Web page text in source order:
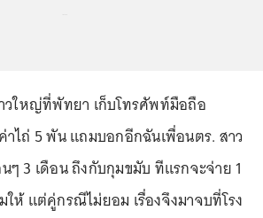
วใหญ่ที่พัทยา เก็บโทรศัพท์มือถือ
ไถ่ 5 พัน แถมบอกอีกฉันเพื่อนตร. สาว
ๆ 3 เดือน ถึงกับกุมขมับ ทีแรกจะจ่าย 1
ห้ แต่คู่กรณีไม่ยอม เรื่องจึงมาจบที่โรง